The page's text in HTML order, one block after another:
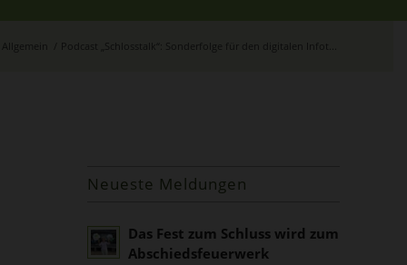
Allgemein Podcast „Schlosstalk“: Sonderfolge für den digitalen Infot...
Neueste Meldungen
Das Fest zum Schluss wird zum
Abschiedsfeuerwerk